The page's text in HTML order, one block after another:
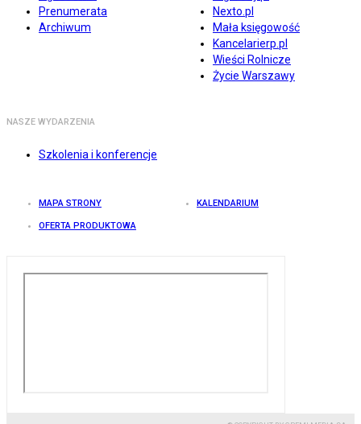
Prenumerata
Archiwum
Nexto.pl
Mała księgowość
Kancelarierp.pl
Wieści Rolnicze
Życie Warszawy
NASZE WYDARZENIA
Szkolenia i konferencje
MAPA STRONY KALENDARIUM
OFERTA PRODUKTOWA